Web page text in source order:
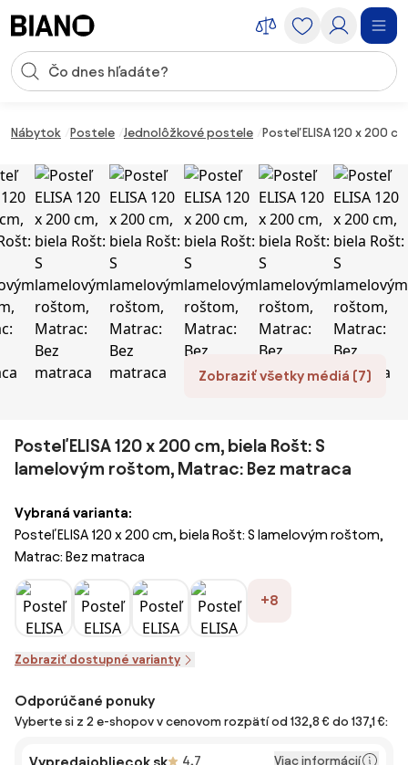
Vstup pre vyhľadávanie
Nábytok Postele Jednolôžkové postele Posteľ ELISA 120 x 200
Zobraziť všetky médiá (7)
Posteľ ELISA 120 x 200 cm, biela Rošt: S
lamelovým roštom, Matrac: Bez matraca
Vybraná varianta:
Posteľ ELISA 120 x 200 cm, biela Rošt: S lamelovým roštom,
Matrac: Bez matraca
+8
Zobraziť dostupné varianty
Odporúčané ponuky
Vyberte si z 2 e-shopov v cenovom rozpätí od 132,8 € do 137,1 €:
Vypredajobliecok.sk 4,7
Viac informácií